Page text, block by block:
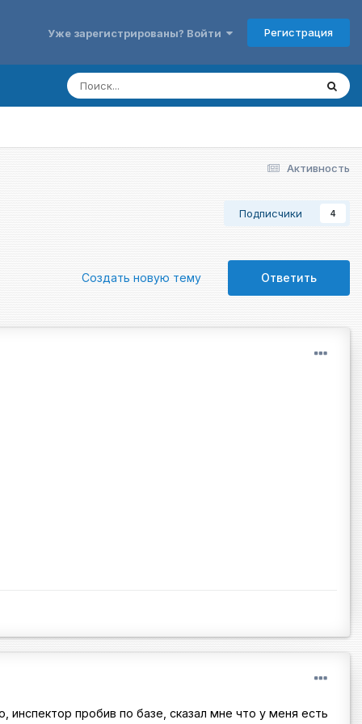
Уже зарегистрированы? Войти Регистрация
Активность
Подписчики 4
Ответить
Создать новую тему
инспектор пробив по базе, сказал мне что у меня есть